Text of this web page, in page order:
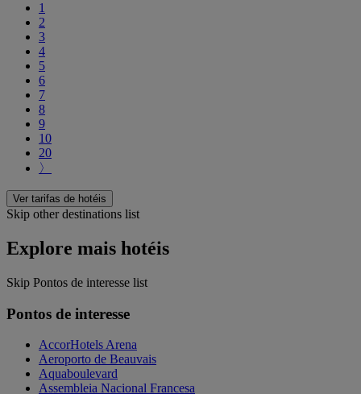
1
2
3
4
5
6
7
8
9
10
20
〉
Ver tarifas de hotéis
Skip other destinations list
Explore mais hotéis
Skip Pontos de interesse list
Pontos de interesse
AccorHotels Arena
Aeroporto de Beauvais
Aquaboulevard
Assembleia Nacional Francesa